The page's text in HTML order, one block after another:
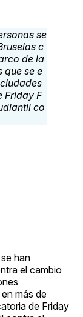
han
el cambio
más de
de Friday